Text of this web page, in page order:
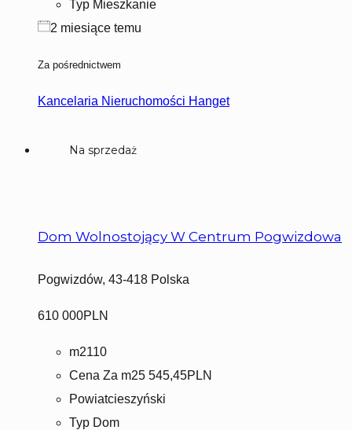
Typ Mieszkanie
2 miesiące temu
Za pośrednictwem
Kancelaria Nieruchomości Hanget
Na sprzedaż
Dom Wolnostojący W Centrum Pogwizdowa
Pogwizdów, 43-418 Polska
610 000PLN
m2110
Cena Za m25 545,45PLN
Powiatcieszyński
Typ Dom